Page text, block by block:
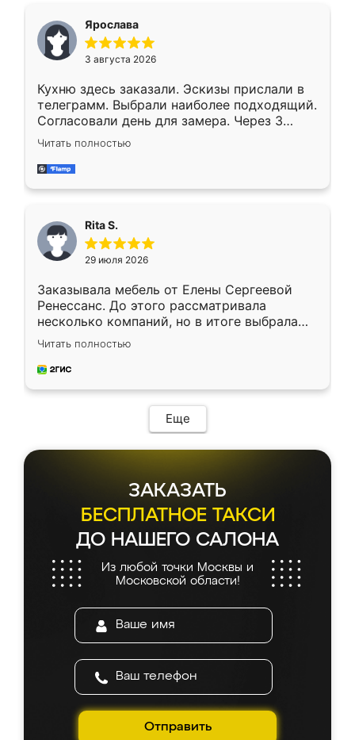
Ярослава
3 августа 2026
Кухню здесь заказали. Эскизы прислали в
телеграмм. Выбрали наиболее подходящий.
Согласовали день для замера. Через 3
недели кухня была уже готова. Остались
довольны работой. Спасибо Ренессанс
мебель за качественную работу!
Читать полностью
Rita S.
29 июля 2026
Заказывала мебель от Елены Сергеевой
Ренессанс. До этого рассматривала
несколько компаний, но в итоге выбрала
эту. Сначала обговорили условия, потом
приехал замерщик, всё спокойно объяснил
и снял размеры. Изготовили в срок, с
мебель сразу встала на свое место без
каких-либо доработок. Качеством осталась
довольна, все выглядит так, как и ожидала.
Читать полностью
Еще
ЗАКАЗАТЬ
БЕСПЛАТНОЕ ТАКСИ
ДО НАШЕГО САЛОНА
Из любой точки Москвы и
Московской области!
Отправить